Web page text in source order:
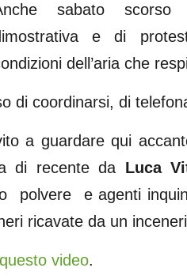
sabato scorso
e di
dell’aria che
di coordinarsi, di
a guardare qui
di recente da Luca
polvere e agenti
ricavate da un
questo video.